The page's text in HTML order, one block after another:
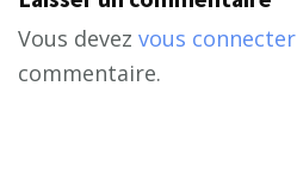
Vous devez vous connecter
commentaire.